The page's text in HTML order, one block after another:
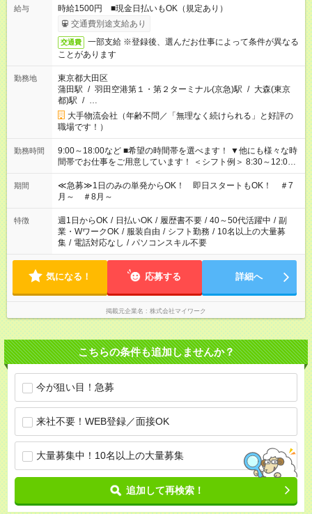
給与
時給1500円 ■現金日払いもOK（規定あり）
交通費別途支給あり
交通費
一部支給 ※登録後、選んだお仕事によって条件が異なる
ことがあります
勤務地
東京都大田区
蒲田駅 / 羽田空港第１・第２ターミナル(京急)駅 / 大森(東京
都)駅 / …
大手物流会社（年齢不問／「無理なく続けられる」と好評の
職場です！）
勤務時間
9:00～18:00など ■希望の時間帯を選べます！ ▼他にも様々な時
間帯でお仕事をご用意しています！ ＜シフト例＞ 8:30～12:00
17:00～22:00 13:00～22:00 22:00～翌6:00 など
期間
≪急募≫1日のみの単発からOK！ 即日スタートもOK！ ＃7
月～ ＃8月～
特徴 週1日からOK / 日払いOK / 履歴書不要 / 40～50代活躍中 / 副
業・WワークOK / 服装自由 / シフト勤務 / 10名以上の大量募
集 / 電話対応なし / パソコンスキル不要
気になる！ 応募する 詳細へ
掲載元企業名 株式会社マイワーク
こちらの条件も追加しませんか？
今が狙い目！急募
来社不要！WEB登録／面接OK
大量募集中！10名以上の大量募集
追加して再検索！